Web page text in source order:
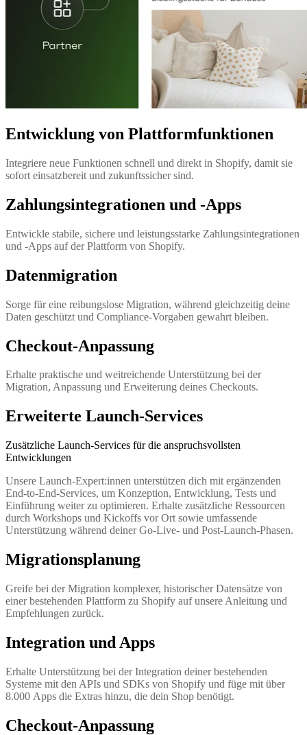
Entwicklung von Plattformfunktionen
Integriere neue Funktionen schnell und direkt in Shopify, damit sie
sofort einsatzbereit und zukunftssicher sind.
Zahlungsintegrationen und -Apps
Entwickle stabile, sichere und leistungsstarke Zahlungsintegrationen
und -Apps auf der Plattform von Shopify.
Datenmigration
Sorge für eine reibungslose Migration, während gleichzeitig deine
Daten geschützt und Compliance-Vorgaben gewahrt bleiben.
Checkout-Anpassung
Erhalte praktische und weitreichende Unterstützung bei der
Migration, Anpassung und Erweiterung deines Checkouts.
Erweiterte Launch-Services
Zusätzliche Launch-Services für die anspruchsvollsten
Entwicklungen
Unsere Launch-Expert:innen unterstützen dich mit ergänzenden
End-to-End-Services, um Konzeption, Entwicklung, Tests und
Einführung weiter zu optimieren. Erhalte zusätzliche Ressourcen
durch Workshops und Kickoffs vor Ort sowie umfassende
Unterstützung während deiner Go-Live- und Post-Launch-Phasen.
Migrationsplanung
Greife bei der Migration komplexer, historischer Datensätze von
einer bestehenden Plattform zu Shopify auf unsere Anleitung und
Empfehlungen zurück.
Integration und Apps
Erhalte Unterstützung bei der Integration deiner bestehenden
Systeme mit den APIs und SDKs von Shopify und füge mit über
8.000 Apps die Extras hinzu, die dein Shop benötigt.
Checkout-Anpassung